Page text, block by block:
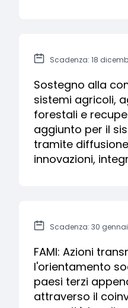
Scadenza: 18
Sostegno alla
sistemi agricoli,
forestali e
aggiunto per il
tramite
innovazioni,
Scadenza: 30
FAMI: Azioni
l'orientamento
paesi terzi
attraverso il